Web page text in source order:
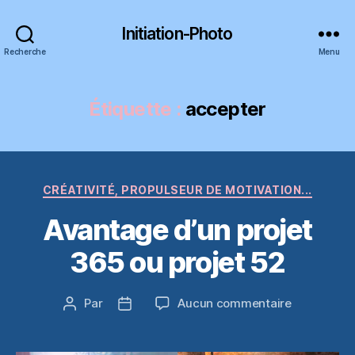
Recherche
Initiation-Photo
Menu
Étiquette : accepter
Catégories
CRÉATIVITÉ, PROPULSEUR DE MOTIVATION...
Avantage d’un projet
365 ou projet 52
Auteur
Par
Date
Aucun commentairesur